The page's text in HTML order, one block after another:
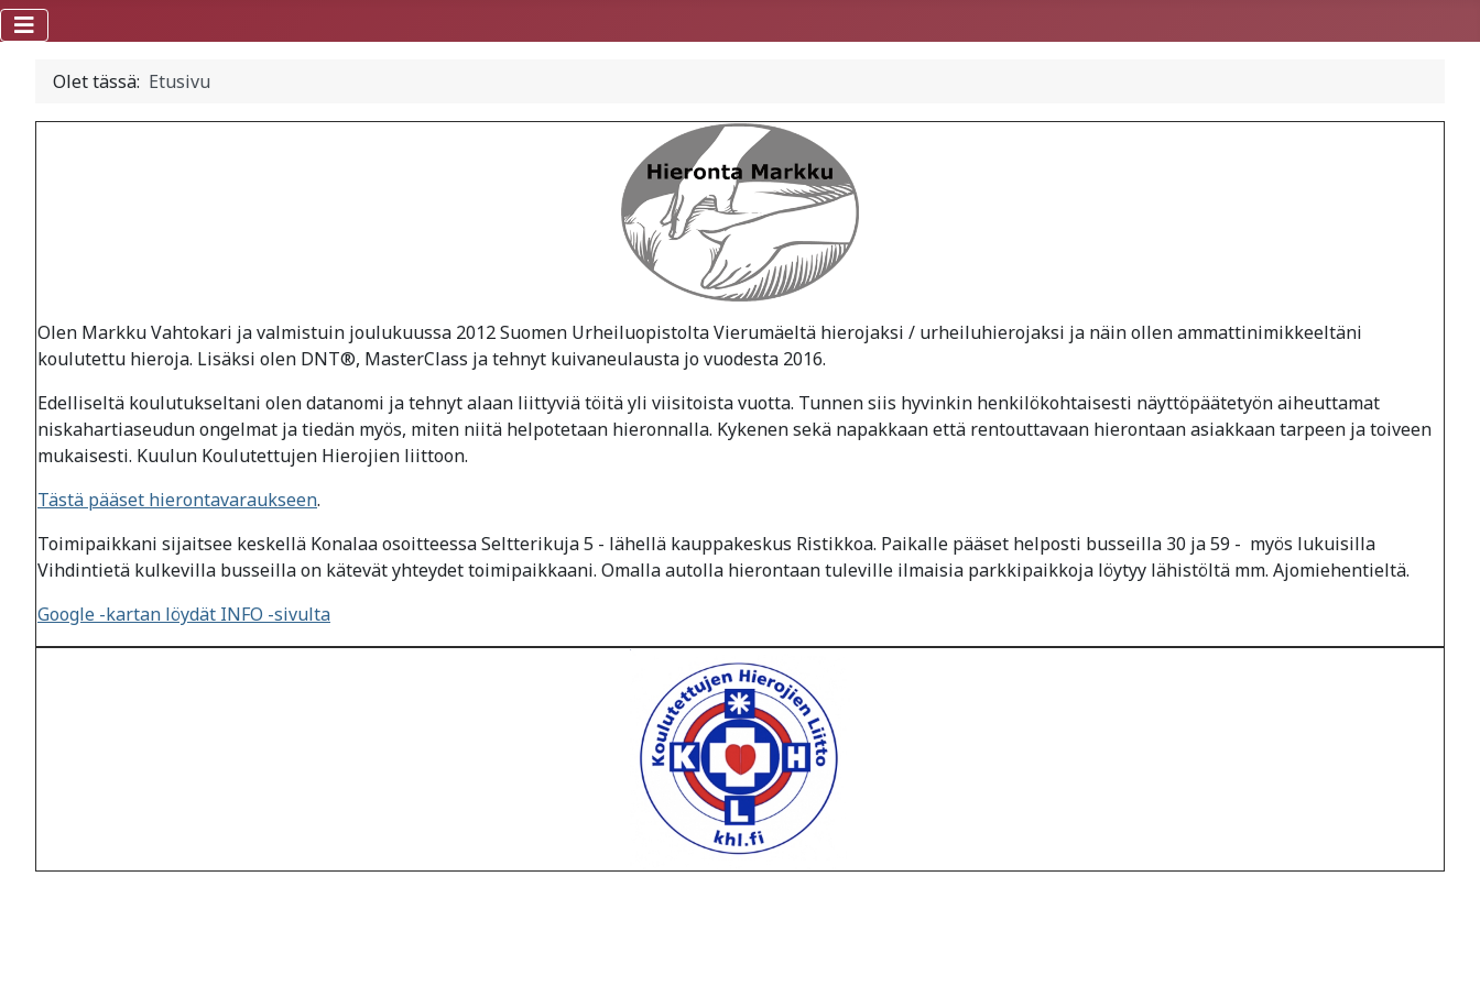
Olet tässä: Etusivu
Olen Markku Vahtokari ja valmistuin joulukuussa 2012 Suomen Urheiluopistolta Vierumäeltä hierojaksi / urheiluhierojaksi ja näin ollen ammattinimikkeeltäni
koulutettu hieroja. Lisäksi olen DNT®, MasterClass ja tehnyt kuivaneulausta jo vuodesta 2016.
Edelliseltä koulutukseltani olen datanomi ja tehnyt alaan liittyviä töitä yli viisitoista vuotta. Tunnen siis hyvinkin henkilökohtaisesti näyttöpäätetyön aiheuttamat
niskahartiaseudun ongelmat ja tiedän myös, miten niitä helpotetaan hieronnalla. Kykenen sekä napakkaan että rentouttavaan hierontaan asiakkaan tarpeen ja toiveen
mukaisesti. Kuulun Koulutettujen Hierojien liittoon.
Tästä pääset hierontavaraukseen.
Toimipaikkani sijaitsee keskellä Konalaa osoitteessa Seltterikuja 5 - lähellä kauppakeskus Ristikkoa. Paikalle pääset helposti busseilla 30 ja 59 - myös lukuisilla
Vihdintietä kulkevilla busseilla on kätevät yhteydet toimipaikkaani. Omalla autolla hierontaan tuleville ilmaisia parkkipaikkoja löytyy lähistöltä mm. Ajomiehentieltä.
Google -kartan löydät INFO -sivulta